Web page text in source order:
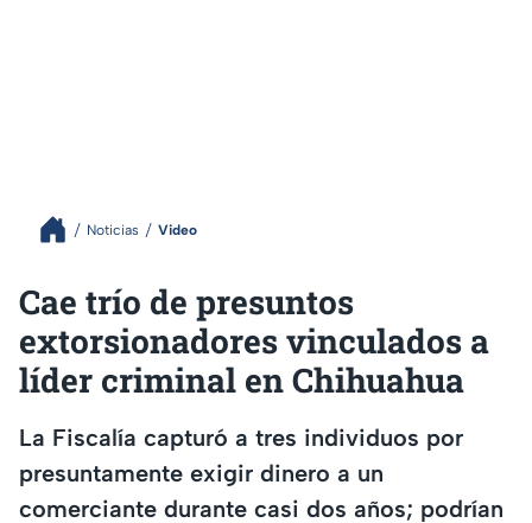
Noticias Video
Cae trío de presuntos
extorsionadores vinculados a
líder criminal en Chihuahua
La Fiscalía capturó a tres individuos por
presuntamente exigir dinero a un
comerciante durante casi dos años; podrían